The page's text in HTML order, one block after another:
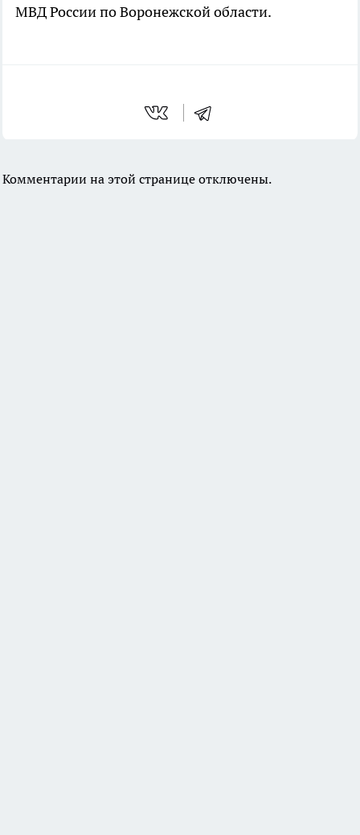
МВД России по Воронежской области.
Комментарии на этой странице отключены.